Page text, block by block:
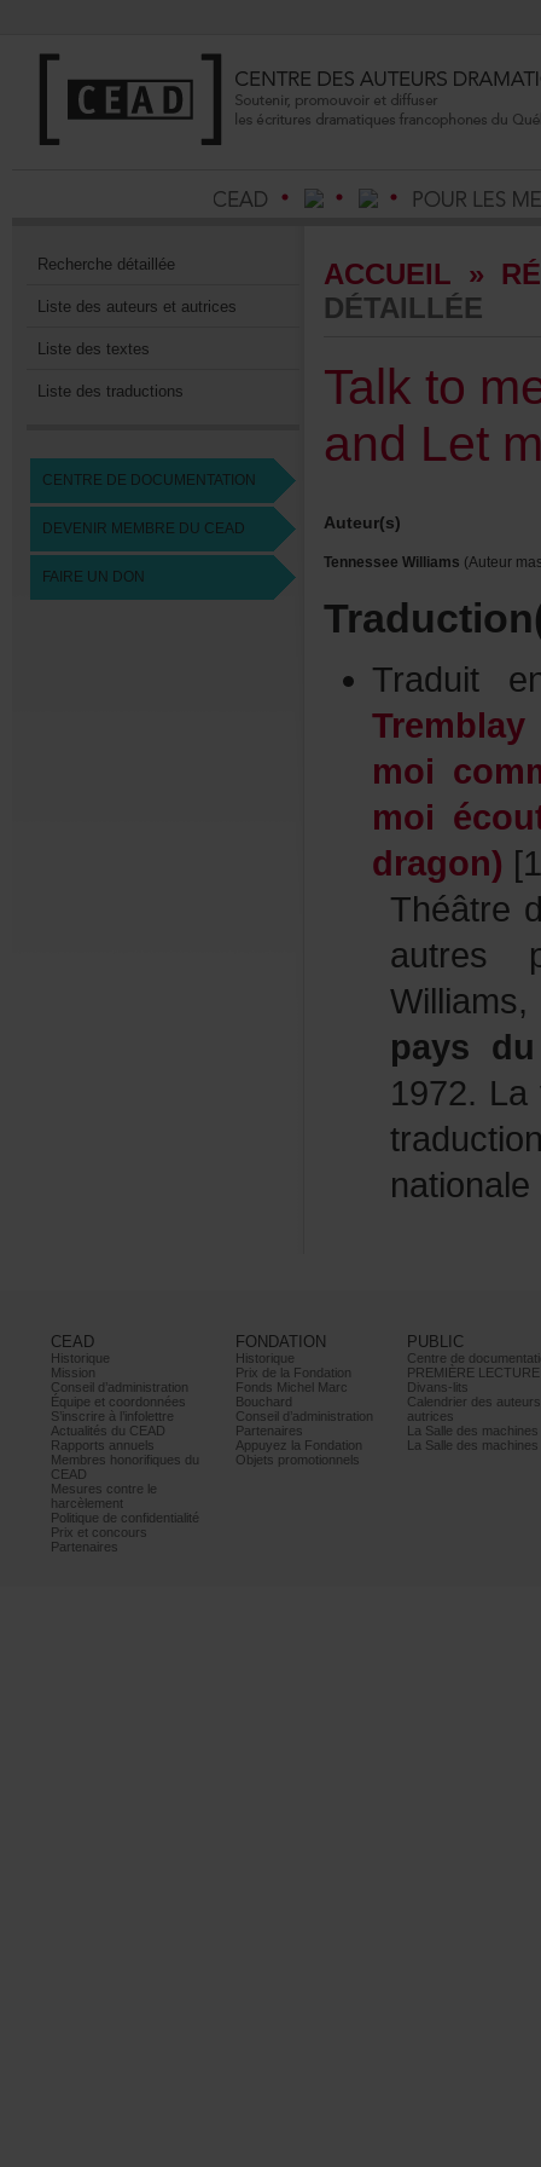
Recherchedétaillée
Listedesauteursetautrices
Listedestextes
Listedestraductions
CENTREDEDOCUMENTATION
DEVENIRMEMBREDUCEAD
FAIREUNDON
ACCUEIL »
DÉTAILLÉE
Auteur(s)
TennesseeWilliams
Tremblay
dragon)
CEAD
Historique
Mission
Conseild’administration
Équipeetcoordonnées
S’inscrireàl’infolettre
ActualitésduCEAD
Rapportsannuels
Membreshonorifiquesdu
CEAD
Mesurescontrele
harcèlement
Politiquedeconfidentialité
Prixetconcours
Partenaires
FONDATION
Historique
PrixdelaFondation
FondsMichelMarc
Bouchard
Conseild’administration
Partenaires
AppuyezlaFondation
Objetspromotionnels
PUBLIC
PREMIÈRELECTURE
Divans-lits
autrices